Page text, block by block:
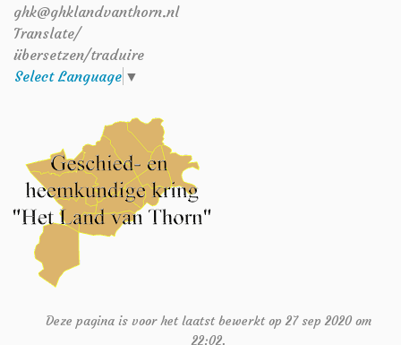
ghk@ghklandvanthorn.nl
Translate/
übersetzen/traduire
Select Language ▼
Deze pagina is voor het laatst bewerkt op 27 sep 2020 om
22:02.